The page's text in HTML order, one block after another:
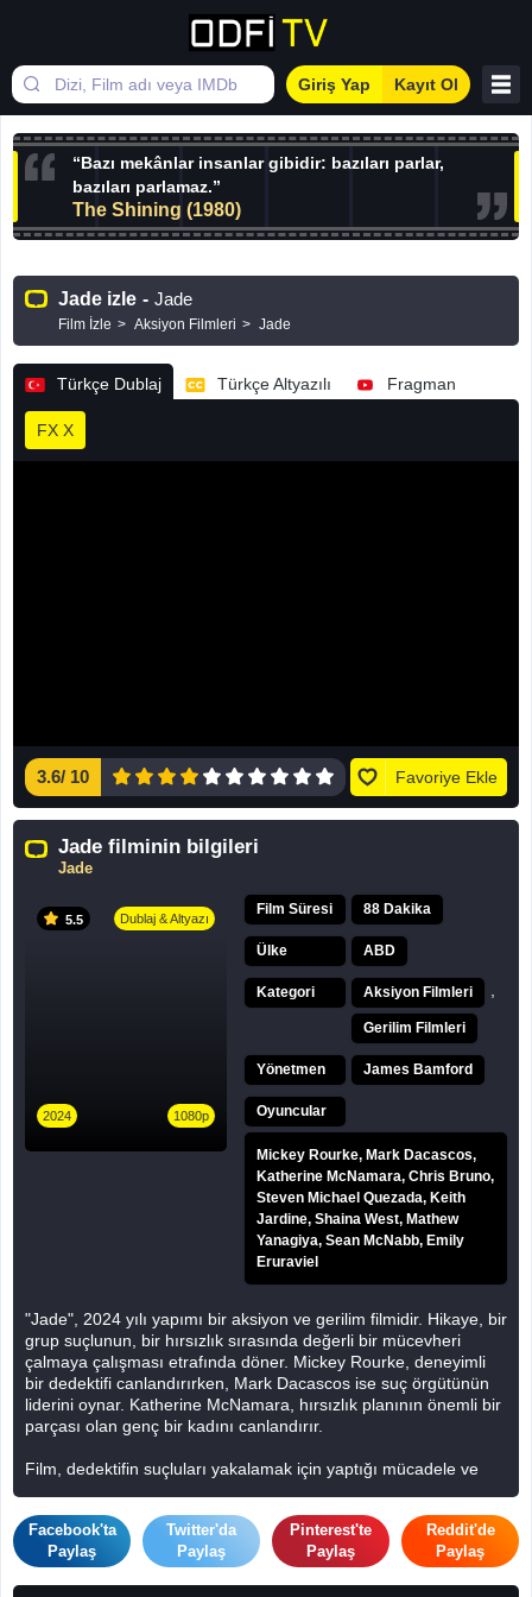
Giriş Yap Kayıt Ol
“Bazı mekânlar insanlar gibidir: bazıları parlar,
bazıları parlamaz.”
The Shining (1980)
Jade izle - Jade
Film İzle Aksiyon Filmleri Jade
Türkçe Dublaj Türkçe Altyazılı Fragman
FX X
3.6/ 10 Favoriye Ekle
Jade filminin bilgileri
Jade
5.5 Dublaj & Altyazı
2024 1080p
Film Süresi 88 Dakika
Ülke ABD
Kategori Aksiyon Filmleri
Gerilim Filmleri
Yönetmen James Bamford
Oyuncular
Mickey Rourke, Mark Dacascos,
Katherine McNamara, Chris Bruno,
Steven Michael Quezada, Keith
Jardine, Shaina West, Mathew
Yanagiya, Sean McNabb, Emily
Eruraviel
"Jade", 2024 yılı yapımı bir aksiyon ve gerilim filmidir. Hikaye, bir
grup suçlunun, bir hırsızlık sırasında değerli bir mücevheri
çalmaya çalışması etrafında döner. Mickey Rourke, deneyimli
bir dedektifi canlandırırken, Mark Dacascos ise suç örgütünün
liderini oynar. Katherine McNamara, hırsızlık planının önemli bir
parçası olan genç bir kadını canlandırır.
Film, dedektifin suçluları yakalamak için yaptığı mücadele ve
mücevheri ele geçirmek için çeşitli engellerle karşılaşırken,
dedektif de onları durdurmak için elinden geleni yapar. Chris
Bruno, dedektifin yardımcısını, Steven Michael Quezada ise
Facebook'ta
Paylaş
Twitter'da
Paylaş
Pinterest'te
Paylaş
Reddit'de
Paylaş